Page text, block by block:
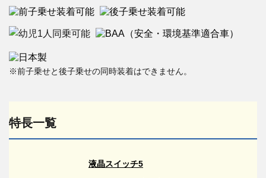
※前子乗せと後子乗せの同時装着はできません。
特長一覧
液晶スイッチ5